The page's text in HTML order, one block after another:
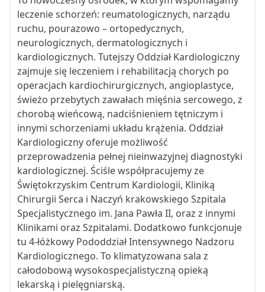
leczenie schorzeń: reumatologicznych, narządu
ruchu, pourazowo – ortopedycznych,
neurologicznych, dermatologicznych i
kardiologicznych. Tutejszy Oddział Kardiologiczny
zajmuje się leczeniem i rehabilitacją chorych po
operacjach kardiochirurgicznych, angioplastyce,
świeżo przebytych zawałach mięśnia sercowego, z
chorobą wieńcową, nadciśnieniem tętniczym i
innymi schorzeniami układu krążenia. Oddział
Kardiologiczny oferuje możliwość
przeprowadzenia pełnej nieinwazyjnej diagnostyki
kardiologicznej. Ściśle współpracujemy ze
Świętokrzyskim Centrum Kardiologii, Kliniką
Chirurgii Serca i Naczyń krakowskiego Szpitala
Specjalistycznego im. Jana Pawła II, oraz z innymi
Klinikami oraz Szpitalami. Dodatkowo funkcjonuje
tu 4-łóżkowy Pododdział Intensywnego Nadzoru
Kardiologicznego. To klimatyzowana sala z
całodobową wysokospecjalistyczną opieką
lekarską i pielęgniarską.